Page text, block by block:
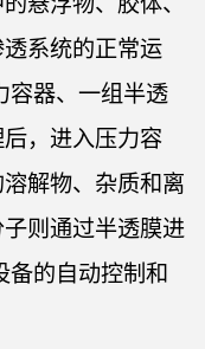
系统的正常运
容器、一组半透
，进入压力容
解物、杂质和离
则通过半透膜进
备的自动控制和